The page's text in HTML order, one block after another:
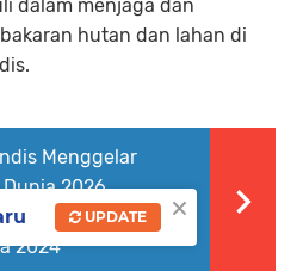
dalam menjaga dan
hutan dan lahan di
Menggelar
2026,
dan
2024
×
UPDATE